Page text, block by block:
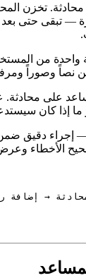
سجل
إعادة تشغيل
أو المساعد
عند إنشاء
أدوات ويولّد
التشغيل
التقدم.
(تستمر